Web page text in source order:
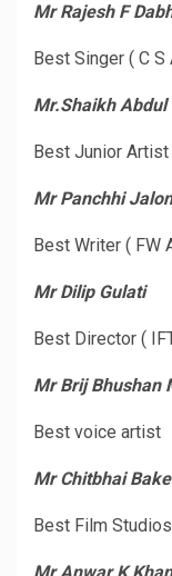
Mr Rajesh F
Best Singer ( C S
Mr.Shaikh Abdul
Best Junior Artist
Mr Panchhi
Best Writer ( FW
Mr Dilip Gulati
Best Director (
Mr Brij Bhushan
Best voice artist
Mr Chitbhai
Best Film